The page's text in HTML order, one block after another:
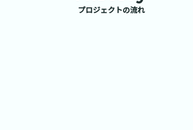
プロジェクトの流れ